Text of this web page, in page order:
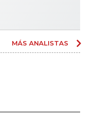
MÁS ANALISTAS